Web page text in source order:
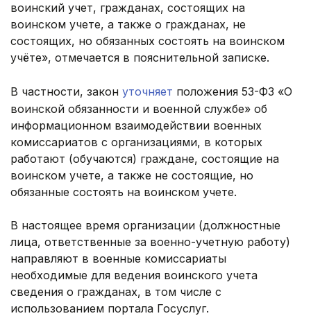
воинский учет, гражданах, состоящих на
воинском учете, а также о гражданах, не
состоящих, но обязанных состоять на воинском
учёте», отмечается в пояснительной записке.
В частности, закон уточняет положения 53-ФЗ «О
воинской обязанности и военной службе» об
информационном взаимодействии военных
комиссариатов с организациями, в которых
работают (обучаются) граждане, состоящие на
воинском учете, а также не состоящие, но
обязанные состоять на воинском учете.
В настоящее время организации (должностные
лица, ответственные за военно-учетную работу)
направляют в военные комиссариаты
необходимые для ведения воинского учета
сведения о гражданах, в том числе с
использованием портала Госуслуг.